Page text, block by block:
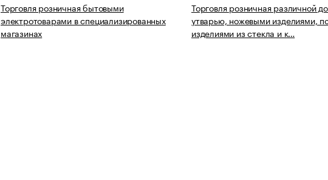
Торговля розничная бытовыми
электротоварами в специализированных
магазинах
Торговля розничная различной
утварью, ножевыми изделиями,
изделиями из стекла и к…